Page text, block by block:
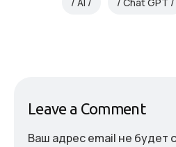
Leave a Comment
Ваш адрес email не будет